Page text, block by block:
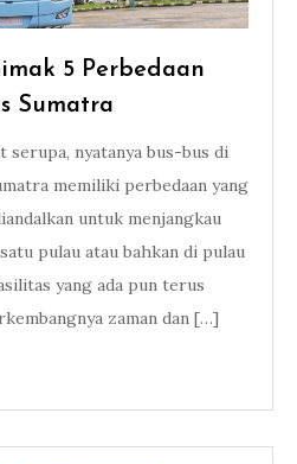
5 Perbedaan
Sumatra
nyatanya bus-bus di
memiliki perbedaan yang
untuk menjangkau
pulau atau bahkan di pulau
yang ada pun terus
zaman dan […]